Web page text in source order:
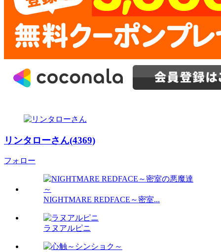
リンタローさん(4369)
フォロー
NIGHTMARE REDFACE～密室...
ラヌアルピニ